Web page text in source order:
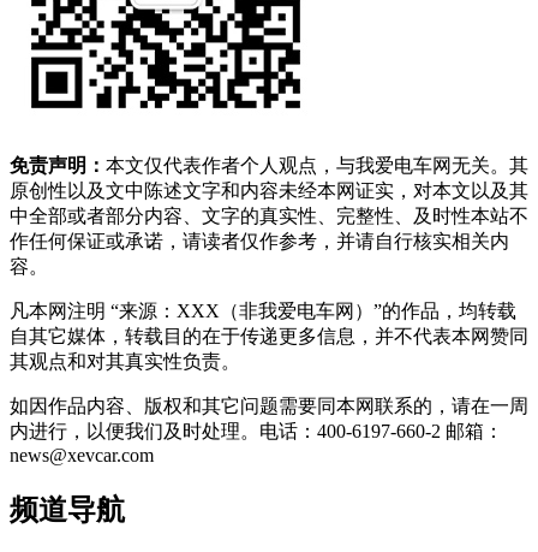
免责声明： 本文仅代表作者个人观点，与我爱电车网无关。其
原创性以及文中陈述文字和内容未经本网证实，对本文以及其
中全部或者部分内容、文字的真实性、完整性、及时性本站不
作任何保证或承诺，请读者仅作参考，并请自行核实相关内
容。
凡本网注明 “来源：XXX（非我爱电车网）”的作品，均转载
自其它媒体，转载目的在于传递更多信息，并不代表本网赞同
其观点和对其真实性负责。
如因作品内容、版权和其它问题需要同本网联系的，请在一周
内进行，以便我们及时处理。电话：400-6197-660-2 邮箱：
news@xevcar.com
频道导航